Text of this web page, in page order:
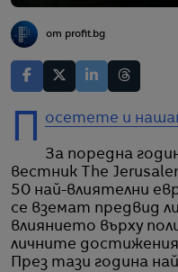
от profit.bg
Посетете и
За поредна
вестник The
50 най-влиятелни
се вземат предвид
влиянието върху
личните
През тази година